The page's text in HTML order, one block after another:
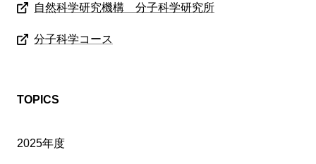
自然科学研究機構 分子科学研究所
分子科学コース
TOPICS
2025年度